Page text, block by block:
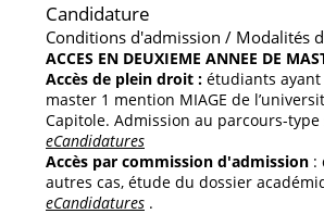
Candidature
Conditions d'admission / Modalités
ACCES EN DEUXIEME ANNEE DE
Accès de plein droit : étudiants
master 1 mention MIAGE de
Capitole. Admission au parcours-
eCandidatures
Accès par commission d'admission :
autres cas, étude du dossier
eCandidatures .